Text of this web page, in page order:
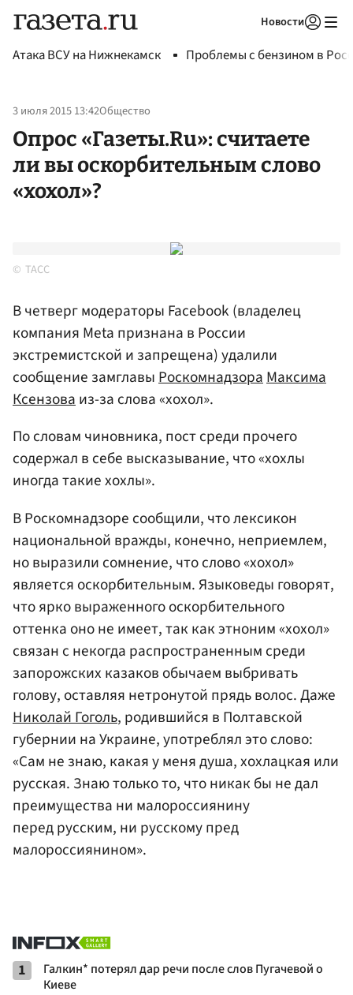
Новости
Атака ВСУ на Нижнекамск Проблемы с бензином в
3 июля 2015 13:42Общество
Опрос «Газеты.Ru»: считаете
ли вы оскорбительным слово
«хохол»?
ТАСС
В четверг модераторы Facebook (владелец
компания Meta признана в России
экстремистской и запрещена) удалили
сообщение замглавыРоскомнадзораМаксима
Ксензоваиз-за слова «хохол».
По словам чиновника, пост среди прочего
содержал в себе высказывание, что «хохлы
иногда такие хохлы».
В Роскомнадзоре сообщили, что лексикон
национальной вражды, конечно, неприемлем,
но выразили сомнение, что слово «хохол»
является оскорбительным. Языковеды говорят,
что ярко выраженного оскорбительного
оттенка оно не имеет, так как этноним «хохол»
связан с некогда распространенным среди
запорожских казаков обычаем выбривать
голову, оставляя нетронутой прядь волос. Даже
Николай Гоголь, родившийся в Полтавской
губернии на Украине, употреблял это слово:
«Сам не знаю, какая у меня душа, хохлацкая или
русская. Знаю только то, что никак бы не дал
преимущества ни малороссиянину
перед русским, ни русскому пред
малороссиянином».
1
Галкин* потерял дар речи после слов Пугачевой о
Киеве